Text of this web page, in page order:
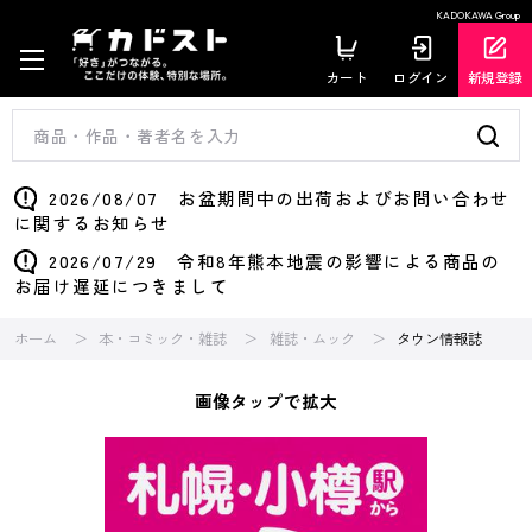
KADOKAWA Group
カート ログイン 新規登録
2026/08/07 お盆期間中の出荷およびお問い合わせ
に関するお知らせ
2026/07/29 令和8年熊本地震の影響による商品の
お届け遅延につきまして
ホーム 本・コミック・雑誌 雑誌・ムック タウン情報誌
画像タップで拡大